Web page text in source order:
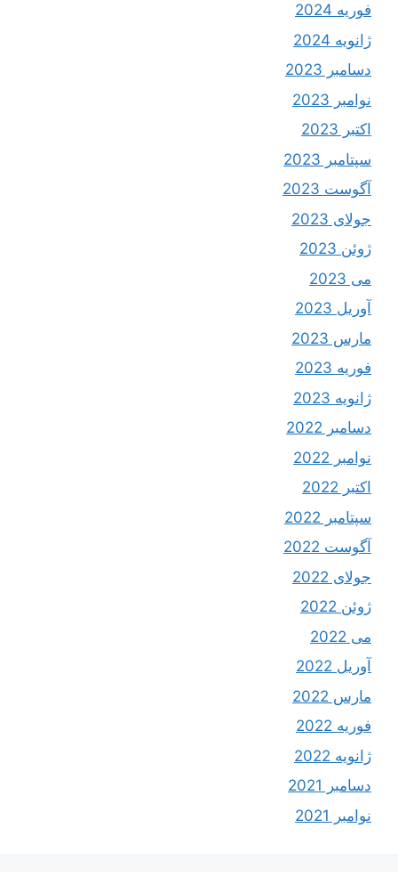
فوریه 2024
ژانویه 2024
دسامبر 2023
نوامبر 2023
اکتبر 2023
سپتامبر 2023
آگوست 2023
جولای 2023
ژوئن 2023
می 2023
آوریل 2023
مارس 2023
فوریه 2023
ژانویه 2023
دسامبر 2022
نوامبر 2022
اکتبر 2022
سپتامبر 2022
آگوست 2022
جولای 2022
ژوئن 2022
می 2022
آوریل 2022
مارس 2022
فوریه 2022
ژانویه 2022
دسامبر 2021
نوامبر 2021